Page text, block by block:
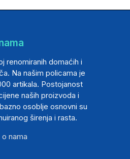
renomiranih domaćih i
Na našim policama je
artikala. Postojanost
naših proizvoda i
osoblje osnovni su
širenja i rasta.
nama